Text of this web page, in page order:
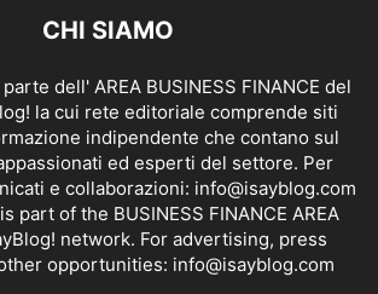
CHI SIAMO
dell' AREA BUSINESS FINANCE del
la cui rete editoriale comprende siti
indipendente che contano sul
ed esperti del settore. Per
e collaborazioni: info@isayblog.com
part of the BUSINESS FINANCE AREA
network. For advertising, press
opportunities: info@isayblog.com